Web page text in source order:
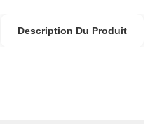
Description Du Produit